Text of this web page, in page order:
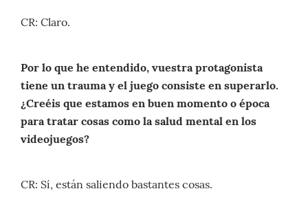
CR: Claro.
Por lo que he entendido, vuestra protagonista
tiene un trauma y el juego consiste en superarlo.
¿Creéis que estamos en buen momento o época
para tratar cosas como la salud mental en los
videojuegos?
CR: Sí, están saliendo bastantes cosas.